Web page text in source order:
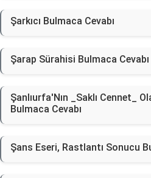
Şarkıcı Bulmaca Cevabı
Şarap Sürahisi Bulmaca Cevabı
Şanlıurfa'Nın _Saklı Cennet_
Bulmaca Cevabı
Şans Eseri, Rastlantı Sonucu